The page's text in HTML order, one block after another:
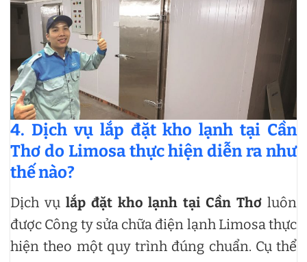
4. Dịch vụ lắp đặt kho lạnh tại Cần
Thơ do Limosa thực hiện diễn ra như
thế nào?
Dịch vụ lắp đặt kho lạnh tại Cần Thơ luôn
được Công ty sửa chữa điện lạnh Limosa thực
hiện theo một quy trình đúng chuẩn. Cụ thể